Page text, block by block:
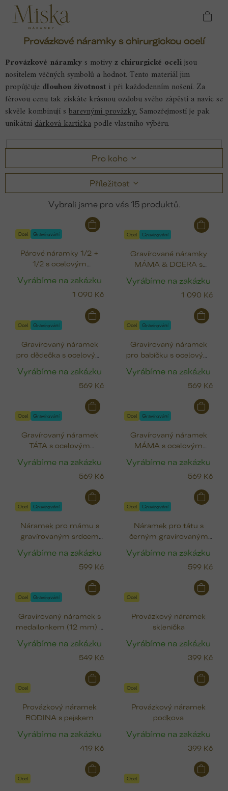
Přejít
obsah
Domů Náramky
Chirurgická ocel
Provázkové náramky s chirurgickou ocelí
Provázkové náramkys motivyz chirurgické ocelijsou
nositelem věčných symbolů a hodnot. Tento materiál jim
propůjčuje dlouhou životnost i při každodenním nošení. Za
férovou cenu tak získáte krásnou ozdobu svého zápěstí a navíc se
skvěle kombinují s barevnými provázky. Samozřejmostí je pak
unikátnídárková kartička podle vlastního výběru.
Pro koho
Příležitost
15
Ocel Gravírování
Párové náramky 1/2 +
1/2 s ocelovým
Vyrábíme na zakázku
1 090 Kč
Ocel Gravírování
Gravírované náramky
MÁMA & DCERA s
(12 mm)
Vyrábíme na zakázku
1 090 Kč
Ocel Gravírování
Gravírovaný náramek
pro dědečka s ocelovým
Vyrábíme na zakázku
569 Kč
Ocel Gravírování
Gravírovaný náramek
pro babičku s ocelovým
Vyrábíme na zakázku
569 Kč
Ocel Gravírování
Gravírovaný náramek
TÁTA s ocelovým
Vyrábíme na zakázku
569 Kč
Ocel Gravírování
Gravírovaný náramek
MÁMA s ocelovým
Vyrábíme na zakázku
569 Kč
Ocel Gravírování
Náramek pro mámu s
gravírovaným srdcem
Vyrábíme na zakázku
599 Kč
Ocel Gravírování
Náramek pro tátu s
černým gravírovaným
Vyrábíme na zakázku
599 Kč
Ocel Gravírování
Gravírovaný náramek s
medailonkem (12 mm) k
Vyrábíme na zakázku
549 Kč
Ocel
Provázkový náramek
sklenička
Vyrábíme na zakázku
399 Kč
Ocel
Provázkový náramek
RODINA s pejskem
Vyrábíme na zakázku
419 Kč
Ocel
Provázkový náramek
podkova
Vyrábíme na zakázku
399 Kč
Ocel Ocel